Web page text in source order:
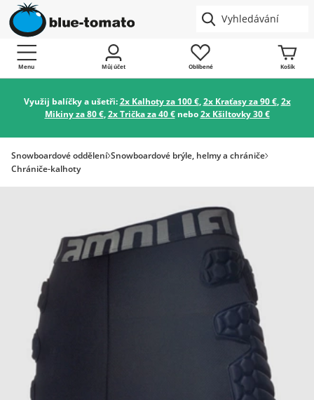
Menu Můj účet Oblíbené Košík
Využij balíčky a ušetři:2x Kalhoty za 100 €,2x Kraťasy za 90 €,2x
Mikiny za 80 €,2x Trička za 40 €nebo2x Kšiltovky 30 €
Snowboardové oddělení Snowboardové brýle, helmy a chrániče
Chrániče-kalhoty